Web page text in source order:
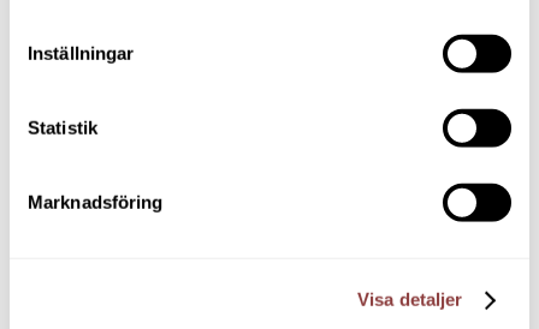
Inställningar
Statistik
Marknadsföring
Visa detaljer